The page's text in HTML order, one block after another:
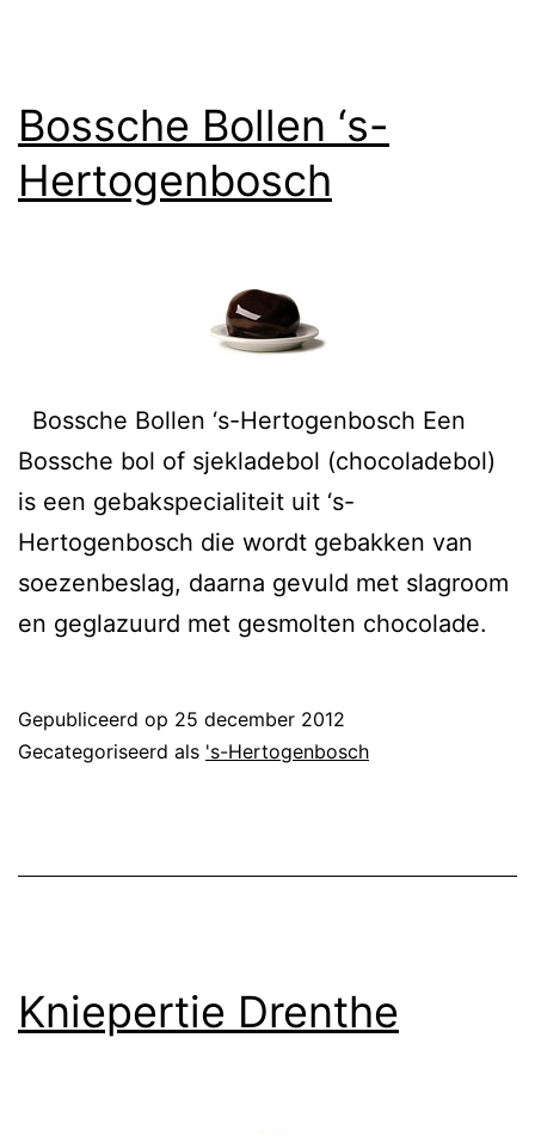
Bossche Bollen ‘s-
Hertogenbosch
Bossche Bollen ‘s-Hertogenbosch Een
Bossche bol of sjekladebol (chocoladebol)
is een gebakspecialiteit uit ‘s-
Hertogenbosch die wordt gebakken van
soezenbeslag, daarna gevuld met slagroom
en geglazuurd met gesmolten chocolade.
Gepubliceerd op 25 december 2012
Gecategoriseerd als 's-Hertogenbosch
Kniepertie Drenthe